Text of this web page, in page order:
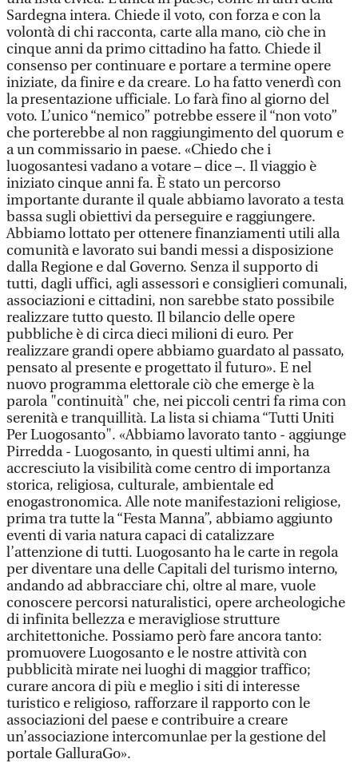
Sardegna intera. Chiede il voto, con forza e con la
volontà di chi racconta, carte alla mano, ciò che in
cinque anni da primo cittadino ha fatto. Chiede il
consenso per continuare e portare a termine opere
iniziate, da finire e da creare. Lo ha fatto venerdì con
la presentazione ufficiale. Lo farà fino al giorno del
voto. L’unico “nemico” potrebbe essere il “non voto”
che porterebbe al non raggiungimento del quorum e
a un commissario in paese. «Chiedo che i
luogosantesi vadano a votare – dice –. Il viaggio è
iniziato cinque anni fa. È stato un percorso
importante durante il quale abbiamo lavorato a testa
bassa sugli obiettivi da perseguire e raggiungere.
Abbiamo lottato per ottenere finanziamenti utili alla
comunità e lavorato sui bandi messi a disposizione
dalla Regione e dal Governo. Senza il supporto di
tutti, dagli uffici, agli assessori e consiglieri comunali,
associazioni e cittadini, non sarebbe stato possibile
realizzare tutto questo. Il bilancio delle opere
pubbliche è di circa dieci milioni di euro. Per
realizzare grandi opere abbiamo guardato al passato,
pensato al presente e progettato il futuro». E nel
nuovo programma elettorale ciò che emerge è la
parola "continuità" che, nei piccoli centri fa rima con
serenità e tranquillità. La lista si chiama “Tutti Uniti
Per Luogosanto". «Abbiamo lavorato tanto - aggiunge
Pirredda - Luogosanto, in questi ultimi anni, ha
accresciuto la visibilità come centro di importanza
storica, religiosa, culturale, ambientale ed
enogastronomica. Alle note manifestazioni religiose,
prima tra tutte la “Festa Manna”, abbiamo aggiunto
eventi di varia natura capaci di catalizzare
l’attenzione di tutti. Luogosanto ha le carte in regola
per diventare una delle Capitali del turismo interno,
andando ad abbracciare chi, oltre al mare, vuole
conoscere percorsi naturalistici, opere archeologiche
di infinita bellezza e meravigliose strutture
architettoniche. Possiamo però fare ancora tanto:
promuovere Luogosanto e le nostre attività con
pubblicità mirate nei luoghi di maggior traffico;
curare ancora di più e meglio i siti di interesse
turistico e religioso, rafforzare il rapporto con le
associazioni del paese e contribuire a creare
un’associazione intercomunlae per la gestione del
portale GalluraGo».